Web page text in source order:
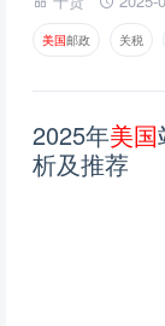
美国邮政 关税
2025年美国
析及推荐